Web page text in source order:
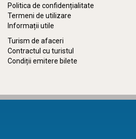
Politica de confidențialitate
Termeni de utilizare
Informații utile
Turism de afaceri
Contractul cu turistul
Condiții emitere bilete